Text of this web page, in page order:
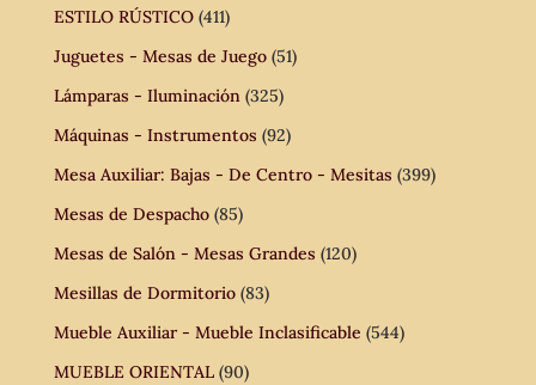
ESTILO RÚSTICO (411)
Juguetes - Mesas de Juego (51)
Lámparas - Iluminación (325)
Máquinas - Instrumentos (92)
Mesa Auxiliar: Bajas - De Centro - Mesitas (399)
Mesas de Despacho (85)
Mesas de Salón - Mesas Grandes (120)
Mesillas de Dormitorio (83)
Mueble Auxiliar - Mueble Inclasificable (544)
MUEBLE ORIENTAL (90)